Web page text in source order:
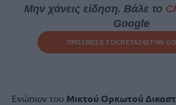
Μην χάνεις είδηση. Βάλε το
Google
ΠΡΟΣΘΕΣΕ ΤΟCRETA24ΣΤΗΝ
Ενώπιον του Μικτού Ορκωτού